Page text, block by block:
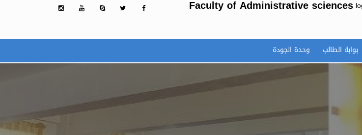
Faculty of Administrative sciences
بوابة الطالب وحدة الجودة